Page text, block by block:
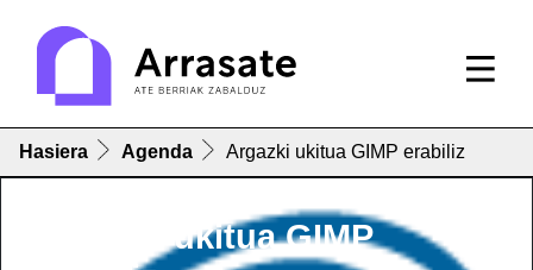
Hasiera Agenda Argazki ukitua GIMP erabiliz
Argazki ukitua GIMP